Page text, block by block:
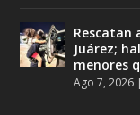
Rescatan
Juárez;
menores
Ago 7, 2026 |